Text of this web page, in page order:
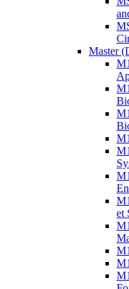
Master
et